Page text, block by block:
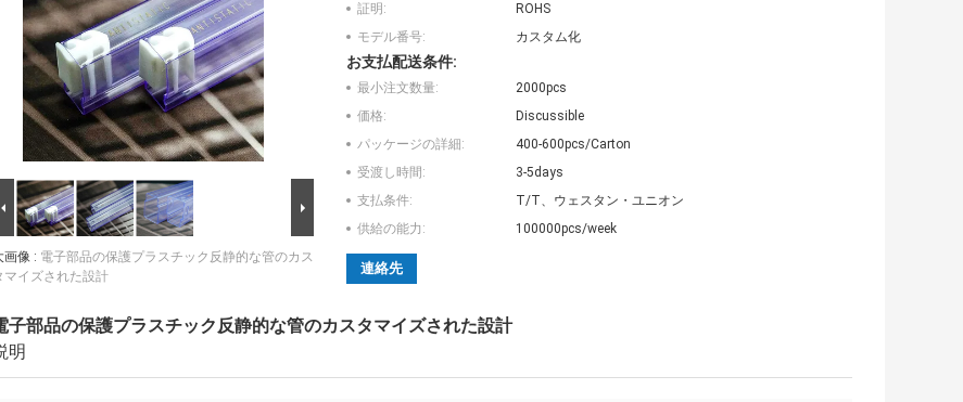
画像 : 電子部品の保護プラスチック反静的な管のカス
マイズされた設計
証明:
ROHS
モデル番号:
カスタム化
お支払配送条件:
最小注文数量:
2000pcs
価格:
Discussible
パッケージの詳細:
400-600pcs/Carton
受渡し時間:
3-5days
支払条件:
T/T、ウェスタン・ユニオン
供給の能力:
100000pcs/week
連絡先
子部品の保護プラスチック反静的な管のカスタマイズされた設計
明